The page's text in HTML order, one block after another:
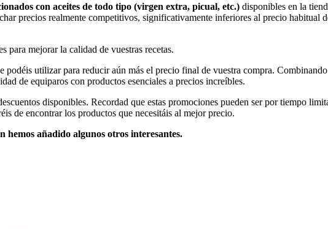
con aceites de todo tipo (virgen extra, picual, etc.) disponibles en la
precios realmente competitivos, significativamente inferiores al precio
para mejorar la calidad de vuestras recetas.
podéis utilizar para reducir aún más el precio final de vuestra compra.
de equiparos con productos esenciales a precios increíbles.
disponibles. Recordad que estas promociones pueden ser por tiempo
de encontrar los productos que necesitáis al mejor precio.
hemos añadido algunos otros interesantes.